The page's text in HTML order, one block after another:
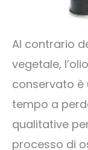
Al contrario
vegetale,
conservato
tempo a
qualitative
processo di